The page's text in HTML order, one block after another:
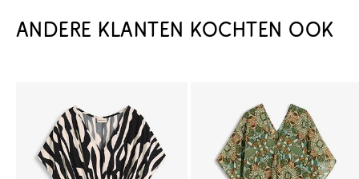
ANDERE KLANTEN KOCHTEN OOK